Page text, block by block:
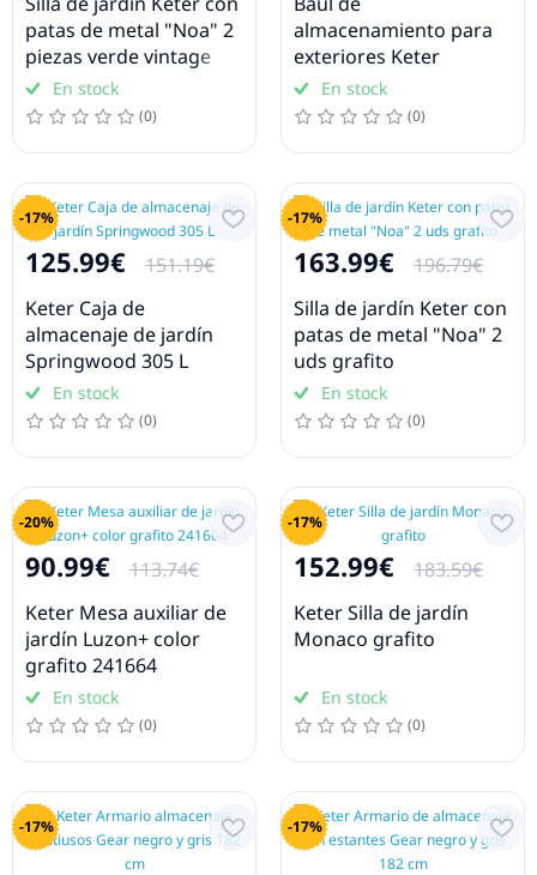
patas de metal "Noa" 2
piezas verde vintage
En stock
(0)
almacenamiento para
exteriores Keter
"Comfy" 270L antracita
En stock
(0)
-17%
125.99€
151.19€
Keter Caja de
almacenaje de jardín
Springwood 305 L
En stock
(0)
-17%
163.99€
196.79€
Silla de jardín Keter con
patas de metal "Noa" 2
uds grafito
En stock
(0)
-20%
90.99€
113.74€
Keter Mesa auxiliar de
jardín Luzon+ color
grafito 241664
En stock
(0)
-17%
152.99€
183.59€
Keter Silla de jardín
Monaco grafito
En stock
(0)
-17% -17%